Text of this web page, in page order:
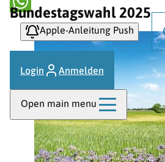
Apple-Anleitung Push
Login Anmelden
Open main menu
Bundestagswahl 2025